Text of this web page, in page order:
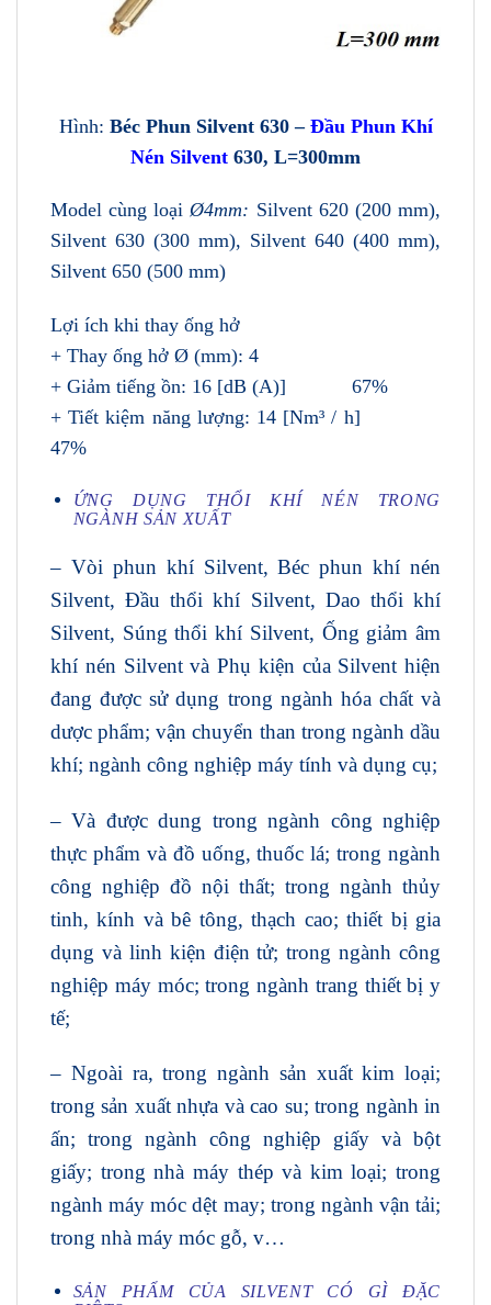
Hình: Béc Phun Silvent 630 – Đầu Phun Khí
Nén Silvent 630, L=300mm
Model cùng loạiØ4mm: Silvent 620 (200 mm),
Silvent 630 (300 mm), Silvent 640 (400 mm),
Silvent 650 (500 mm)
Lợi ích khi thay ống hở
+ Thay ống hở Ø (mm): 4
+ Giảm tiếng ồn: 16 [dB (A)] 67%
+ Tiết kiệm năng lượng: 14 [Nm³ / h]
47%
ỨNG DỤNG THỔI KHÍ NÉN TRONG
NGÀNH SẢN XUẤT
– Vòi phun khí Silvent, Béc phun khí nén
Silvent, Đầu thổi khí Silvent, Dao thổi khí
Silvent, Súng thổi khí Silvent, Ống giảm âm
khí nén Silvent và Phụ kiện của Silvent hiện
đang được sử dụng trong ngành hóa chất và
dược phẩm; vận chuyển than trong ngành dầu
khí; ngành công nghiệp máy tính và dụng cụ;
– Và được dung trong ngành công nghiệp
thực phẩm và đồ uống, thuốc lá; trong ngành
công nghiệp đồ nội thất; trong ngành thủy
tinh, kính và bê tông, thạch cao; thiết bị gia
dụng và linh kiện điện tử; trong ngành công
nghiệp máy móc; trong ngành trang thiết bị y
tế;
– Ngoài ra, trong ngành sản xuất kim loại;
trong sản xuất nhựa và cao su; trong ngành in
ấn; trong ngành công nghiệp giấy và bột
giấy; trong nhà máy thép và kim loại; trong
ngành máy móc dệt may; trong ngành vận tải;
trong nhà máy móc gỗ, v…
SẢN PHẨM CỦA SILVENT CÓ GÌ ĐẶC